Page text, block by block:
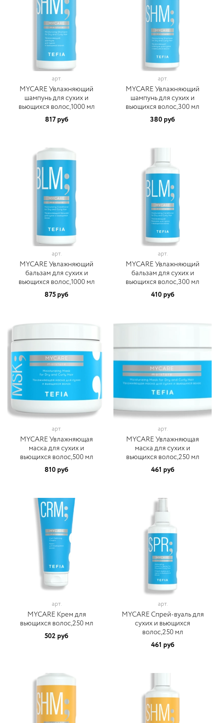
арт.
MYCARE Увлажняющий
шампунь для сухих и
вьющихся волос,1000 мл
817 руб
арт.
MYCARE Увлажняющий
шампунь для сухих и
вьющихся волос,300 мл
380 руб
арт.
MYCARE Увлажняющий
бальзам для сухих и
вьющихся волос,1000 мл
875 руб
арт.
MYCARE Увлажняющий
бальзам для сухих и
вьющихся волос,300 мл
410 руб
арт.
MYCARE Увлажняющая
маска для сухих и
вьющихся волос,500 мл
810 руб
арт.
MYCARE Увлажняющая
маска для сухих и
вьющихся волос,250 мл
461 руб
арт.
MYCARE Крем для
вьющихся волоc,250 мл
502 руб
арт.
MYCARE Спрей-вуаль для
сухих и вьющихся
волос,250 мл
461 руб